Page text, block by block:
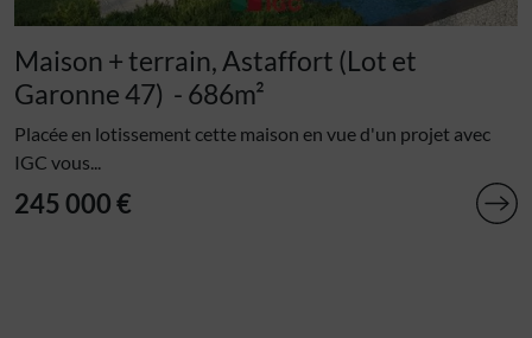
Maison + terrain, Astaffort (Lot et
Garonne 47) - 686m²
Placée en lotissement cette maison en vue d'un projet avec
IGC vous...
245 000 €